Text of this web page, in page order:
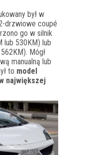
był w
drzwiowe coupé
go w silnik
lub 530KM) lub
Mógł
manualną lub
to model
największej